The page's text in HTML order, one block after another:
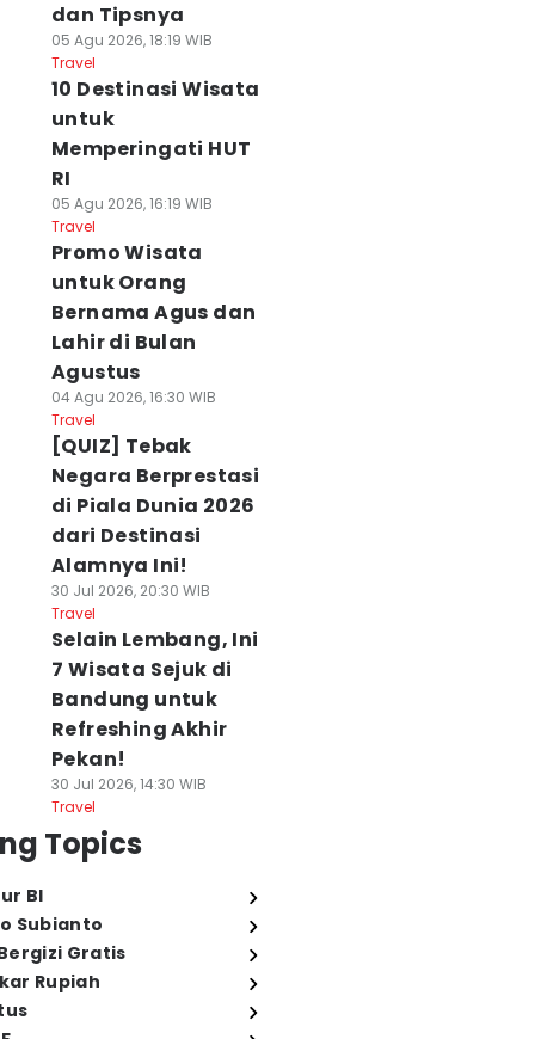
dan Tipsnya
05 Agu 2026, 18:19 WIB
Travel
10 Destinasi Wisata
untuk
Memperingati HUT
RI
05 Agu 2026, 16:19 WIB
Travel
Promo Wisata
untuk Orang
Bernama Agus dan
Lahir di Bulan
Agustus
04 Agu 2026, 16:30 WIB
Travel
[QUIZ] Tebak
Negara Berprestasi
di Piala Dunia 2026
dari Destinasi
Alamnya Ini!
30 Jul 2026, 20:30 WIB
Travel
Selain Lembang, Ini
7 Wisata Sejuk di
Bandung untuk
Refreshing Akhir
Pekan!
30 Jul 2026, 14:30 WIB
Travel
Topics
BI
Subianto
Gratis
Rupiah